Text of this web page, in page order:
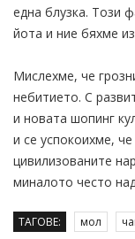
една блузка. Този
йота и ние бяхме
Мислехме, че
небитието. С
и новата шопинг
и се успокоихме,
цивилизованите
миналото често
ТАГОВЕ: мол